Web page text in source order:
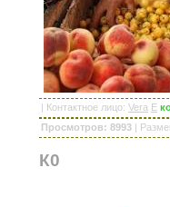
| Контактное лицо: Vera E
Просмотров: 8993 |
К0